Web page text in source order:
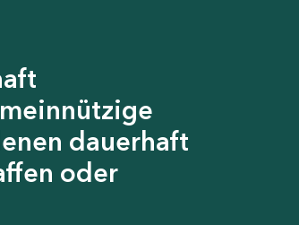
dauerhaft
oder